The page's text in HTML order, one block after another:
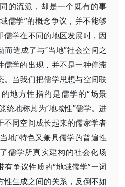
的流派，却是一个既有的事
儒学”的概念争议，并不能够
儒学在不同的地区发展时，因
造成了与“当地”社会空间之
儒学的出现，并不是一种停滞
。当我们把儒学思想与空间联
地方性指的是儒学的“场景
统地称其为“地域性”儒学。进
不同空间成长起来的儒家学者
地”特色又兼具儒学的普遍性
儒学所真实建构的社会化场
争议性质的“地域儒学”一词
性生成之间的关系，反倒不如